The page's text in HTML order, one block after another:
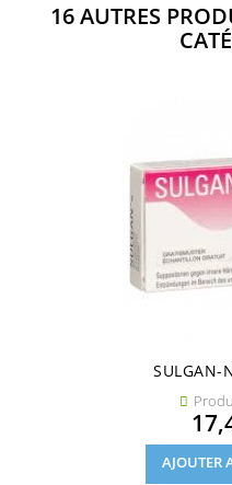
16 AUTRES
SULGAN-

AJOUTER